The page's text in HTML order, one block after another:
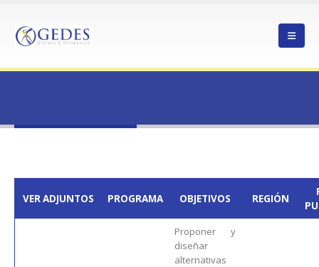
VER ADJUNTOS PROGRAMA OBJETIVOS REGIÓN
Proponer y
diseñar
alternativas